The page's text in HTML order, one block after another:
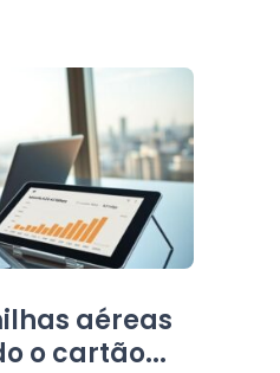
aéreas
o cartão...